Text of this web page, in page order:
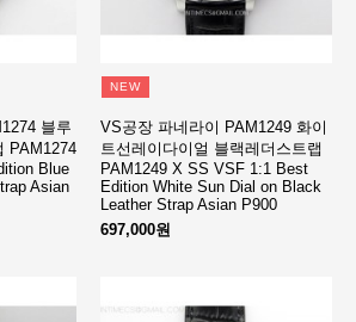
블루
PAM1274
Blue
Asian
NEW
VS공장 파네라이 PAM1249 화이
트선레이다이얼 블랙레더스트랩
PAM1249 X SS VSF 1:1 Best
Edition White Sun Dial on Black
Leather Strap Asian P900
697,000원